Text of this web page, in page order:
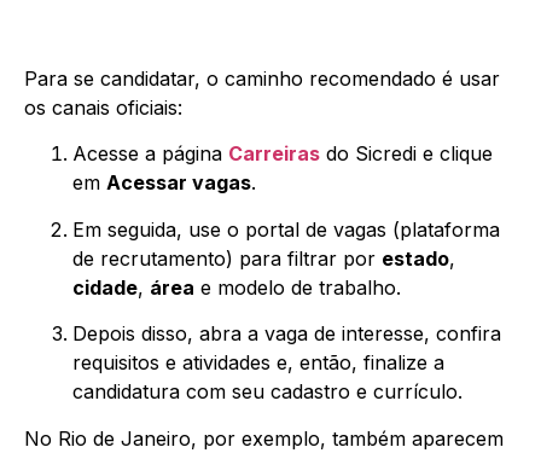
Para se candidatar, o caminho recomendado é usar
os canais oficiais:
Acesse a página Carreiras do Sicredi e clique
em Acessar vagas.
Em seguida, use o portal de vagas (plataforma
de recrutamento) para filtrar por estado,
cidade, área e modelo de trabalho.
Depois disso, abra a vaga de interesse, confira
requisitos e atividades e, então, finalize a
candidatura com seu cadastro e currículo.
No Rio de Janeiro, por exemplo, também aparecem